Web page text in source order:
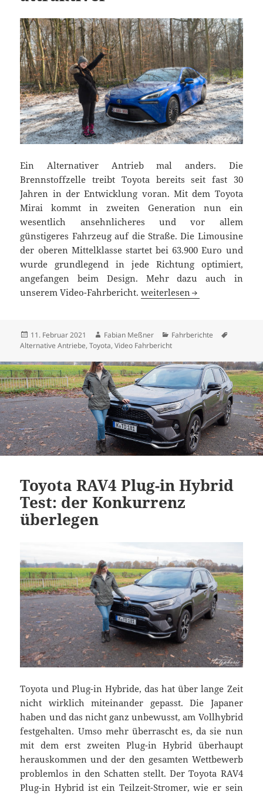
Ein Alternativer Antrieb mal anders. Die
Brennstoffzelle treibt Toyota bereits seit fast 30
Jahren in der Entwicklung voran. Mit dem Toyota
Mirai kommt in zweiten Generation nun ein
wesentlich ansehnlicheres und vor allem
günstigeres Fahrzeug auf die Straße. Die Limousine
der oberen Mittelklasse startet bei 63.900 Euro und
wurde grundlegend in jede Richtung optimiert,
angefangen beim Design. Mehr dazu auch in
unserem Video-Fahrbericht.Toyota Mirai Fahrbericht:
weiterlesen
Veröffentlicht
am
11. Februar 2021 Autor
Fabian Meßner Kategorien
Fahrberichte
Alternative Antriebe,Toyota,Video Fahrbericht
Toyota RAV4 Plug-in Hybrid
Test: der Konkurrenz
überlegen
Toyota und Plug-in Hybride, das hat über lange Zeit
nicht wirklich miteinander gepasst. Die Japaner
haben und das nicht ganz unbewusst, am Vollhybrid
festgehalten. Umso mehr überrascht es, da sie nun
mit dem erst zweiten Plug-in Hybrid überhaupt
herauskommen und der den gesamten Wettbewerb
problemlos in den Schatten stellt. Der Toyota RAV4
Plug-in Hybrid ist ein Teilzeit-Stromer, wie er sein